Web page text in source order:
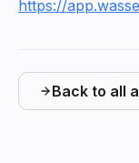
https://
Back to all